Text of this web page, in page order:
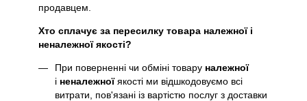
продавцем.
Хто сплачує за пересилку товара належної і
неналежної якості?
При поверненні чи обміні товару належної
і неналежноїякості ми відшкодовуємо всі
витрати, пов'язані із вартістю послуг з доставки